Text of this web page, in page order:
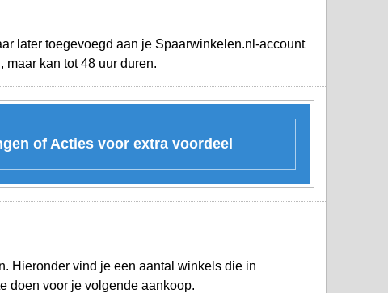
later toegevoegd aan je Spaarwinkelen.nl-account
kan tot 48 uur duren.
of Acties voor extra voordeel
Hieronder vind je een aantal winkels die in
doen voor je volgende aankoop.